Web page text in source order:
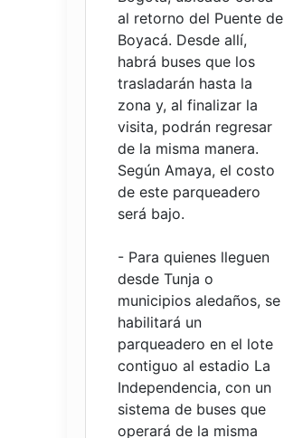
al retorno del Puente de
Boyacá. Desde allí,
habrá buses que los
trasladarán hasta la
zona y, al finalizar la
visita, podrán regresar
de la misma manera.
Según Amaya, el costo
de este parqueadero
será bajo.
- Para quienes lleguen
desde Tunja o
municipios aledaños, se
habilitará un
parqueadero en el lote
contiguo al estadio La
Independencia, con un
sistema de buses que
operará de la misma